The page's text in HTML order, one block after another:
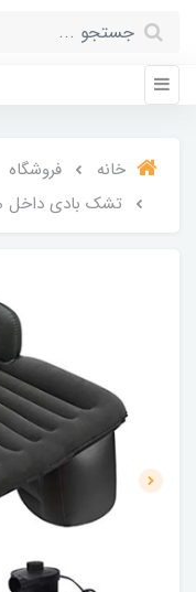
خانه فروشگاه
تشک بادی داخل